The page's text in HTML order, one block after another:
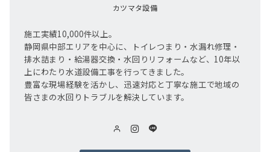
カツマタ設備
施工実績10,000件以上。
静岡県中部エリアを中心に、トイレつまり・水漏れ修理・
排水詰まり・給湯器交換・水回りリフォームなど、10年以
上にわたり水道設備工事を行ってきました。
豊富な現場経験を活かし、迅速対応と丁寧な施工で地域の
皆さまの水回りトラブルを解決しています。